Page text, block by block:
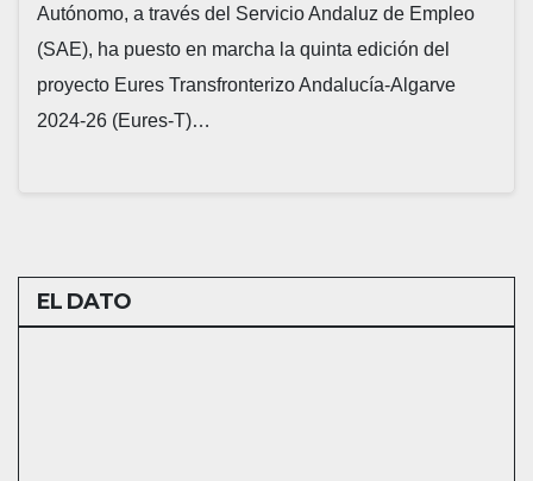
Autónomo, a través del Servicio Andaluz de Empleo
(SAE), ha puesto en marcha la quinta edición del
proyecto Eures Transfronterizo Andalucía-Algarve
2024-26 (Eures-T)…
EL DATO